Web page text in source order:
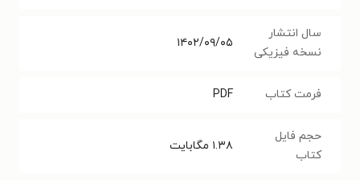
سال انتشار
نسخه فیزیکی
۱۴۰۲/۰۹/۰۵
فرمت کتاب PDF
حجم فایل
کتاب
۱.۳۸ مگابایت